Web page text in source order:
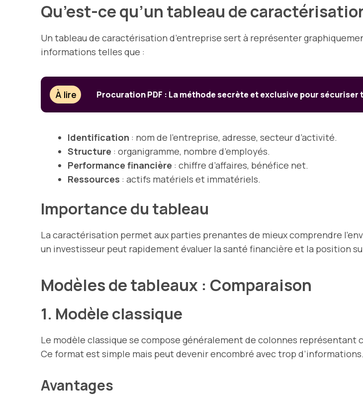
Qu’est-ce qu’un tableau de
Un tableau de caractérisation d’entreprise sert à représenter
informations telles que :
À lire Procuration PDF : La méthode secrète et exclusive pour
Identification : nom de l’entreprise, adresse, secteur d’activité.
Structure : organigramme, nombre d’employés.
Performance financière : chiffre d’affaires, bénéfice net.
Ressources : actifs matériels et immatériels.
Importance du tableau
La caractérisation permet aux parties prenantes de mieux comprendre
un investisseur peut rapidement évaluer la santé financière et la position
Modèles de tableaux : Comparaison
1. Modèle classique
Le modèle classique se compose généralement de colonnes
Ce format est simple mais peut devenir encombré avec trop d’informations.
Avantages